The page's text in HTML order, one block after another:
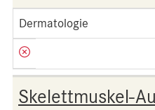
Dermatologie
Skelettmuskel-